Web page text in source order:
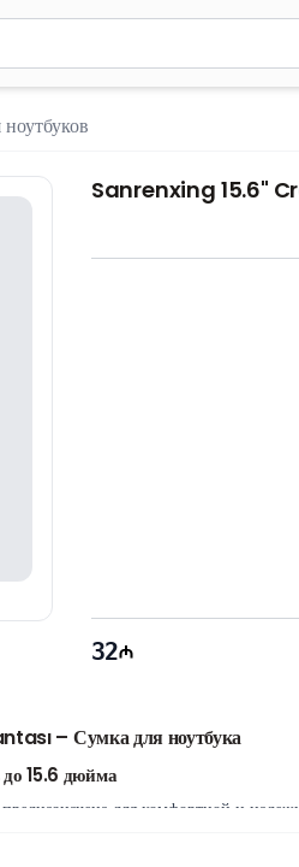
для поиска. Нажмите Enter для
Sanrenxing 15.6"
32
– Сумка для ноутбука
до 15.6 дюйма
предназначена для комфортной и